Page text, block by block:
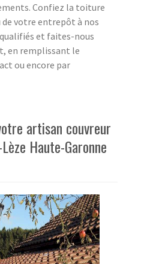
Confiez la toiture
votre entrepôt à nos
et faites-nous
en remplissant le
ou encore par
artisan couvreur
Haute-Garonne